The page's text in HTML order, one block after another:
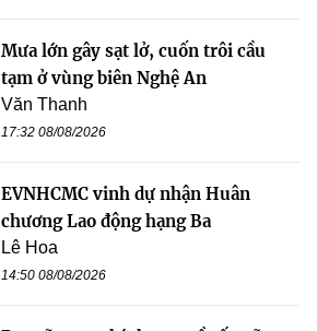
Mưa lớn gây sạt lở, cuốn trôi cầu
tạm ở vùng biên Nghệ An
Văn Thanh
17:32 08/08/2026
EVNHCMC vinh dự nhận Huân
chương Lao động hạng Ba
Lê Hoa
14:50 08/08/2026